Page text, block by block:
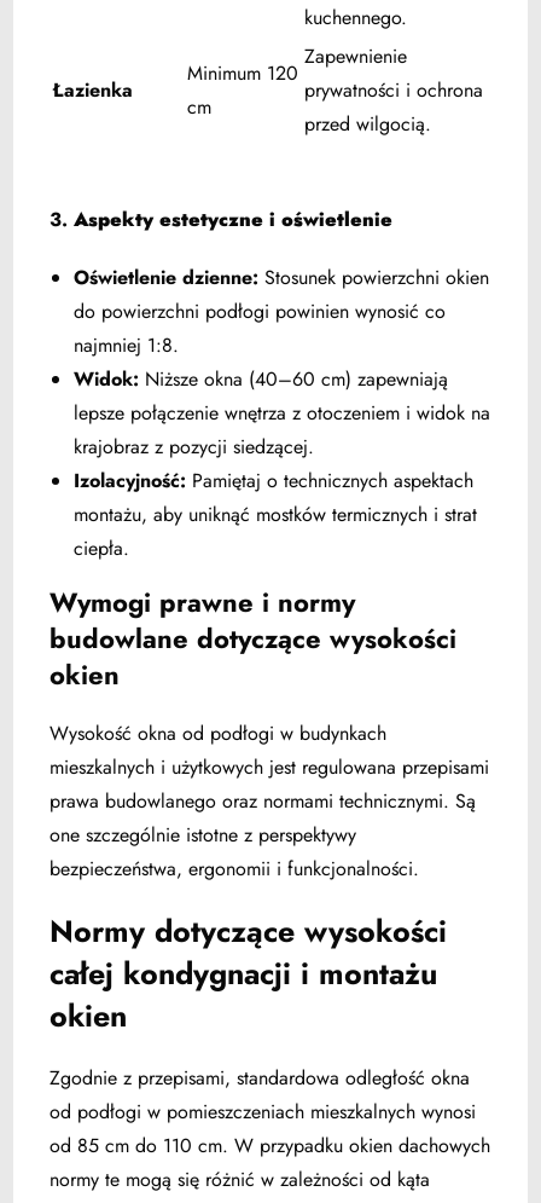
kuchennego.
Łazienka
Minimum 120
cm
Zapewnienie
prywatności i ochrona
przed wilgocią.
3.Aspekty estetyczne i oświetlenie
Oświetlenie dzienne: Stosunek powierzchni okien
do powierzchni podłogi powinien wynosić co
najmniej 1:8.
Widok: Niższe okna (40–60 cm) zapewniają
lepsze połączenie wnętrza z otoczeniem i widok na
krajobraz z pozycji siedzącej.
Izolacyjność: Pamiętaj o technicznych aspektach
montażu, aby uniknąć mostków termicznych i strat
ciepła.
Wymogi prawne i normy
budowlane dotyczące wysokości
okien
Wysokość okna od podłogi w budynkach
mieszkalnych i użytkowych jest regulowana przepisami
prawa budowlanego oraz normami technicznymi. Są
one szczególnie istotne z perspektywy
bezpieczeństwa, ergonomii i funkcjonalności.
Normy dotyczące wysokości
całej kondygnacji i montażu
okien
Zgodnie z przepisami, standardowa odległość okna
od podłogi w pomieszczeniach mieszkalnych wynosi
od 85 cm do 110 cm. W przypadku okien dachowych
normy te mogą się różnić w zależności od kąta